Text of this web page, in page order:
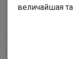
величайшая